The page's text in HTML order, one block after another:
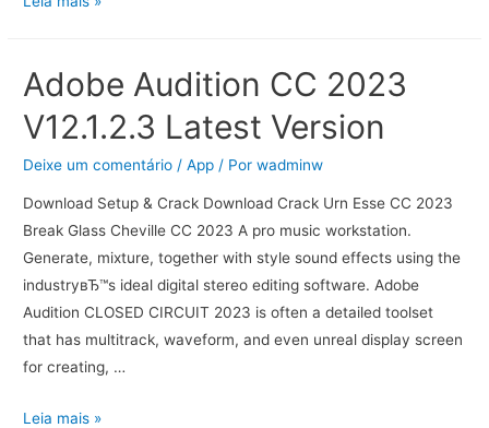
Adobe Audition CC 2023
V12.1.2.3 Latest Version
Deixe um comentário /App / Porwadminw
Download Setup & Crack Download Crack Urn Esse CC 2023
Break Glass Cheville CC 2023 A pro music workstation.
Generate, mixture, together with style sound effects using the
industryвЂ™s ideal digital stereo editing software. Adobe
Audition CLOSED CIRCUIT 2023 is often a detailed toolset
that has multitrack, waveform, and even unreal display screen
for creating, …
Leia mais »